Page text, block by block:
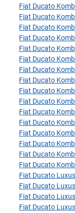
Fiat Ducato
Fiat Ducato
Fiat Ducato
Fiat Ducato
Fiat Ducato
Fiat Ducato
Fiat Ducato
Fiat Ducato
Fiat Ducato
Fiat Ducato
Fiat Ducato
Fiat Ducato
Fiat Ducato
Fiat Ducato
Fiat Ducato
Fiat Ducato
Fiat Ducato
Fiat Ducato
Fiat Ducato
Fiat Ducato